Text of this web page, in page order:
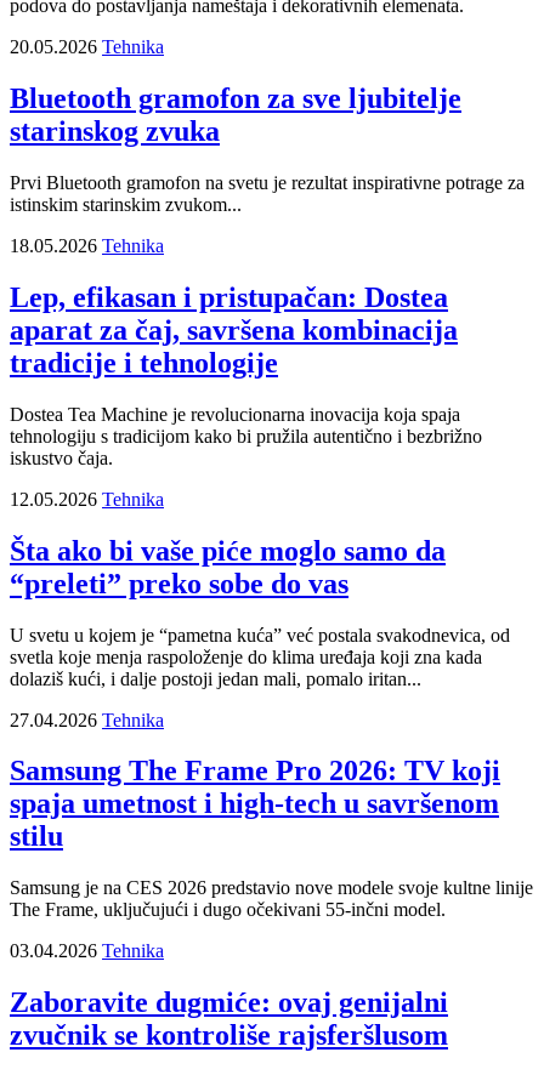
podova do postavljanja nameštaja i dekorativnih elemenata.
20.05.2026 Tehnika
Bluetooth gramofon za sve ljubitelje
starinskog zvuka
Prvi Bluetooth gramofon na svetu je rezultat inspirativne potrage za
istinskim starinskim zvukom...
18.05.2026 Tehnika
Lep, efikasan i pristupačan: Dostea
aparat za čaj, savršena kombinacija
tradicije i tehnologije
Dostea Tea Machine je revolucionarna inovacija koja spaja
tehnologiju s tradicijom kako bi pružila autentično i bezbrižno
iskustvo čaja.
12.05.2026 Tehnika
Šta ako bi vaše piće moglo samo da
“preleti” preko sobe do vas
U svetu u kojem je “pametna kuća” već postala svakodnevica, od
svetla koje menja raspoloženje do klima uređaja koji zna kada
dolaziš kući, i dalje postoji jedan mali, pomalo iritan...
27.04.2026 Tehnika
Samsung The Frame Pro 2026: TV koji
spaja umetnost i high-tech u savršenom
stilu
Samsung je na CES 2026 predstavio nove modele svoje kultne linije
The Frame, uključujući i dugo očekivani 55-inčni model.
03.04.2026 Tehnika
Zaboravite dugmiće: ovaj genijalni
zvučnik se kontroliše rajsferšlusom